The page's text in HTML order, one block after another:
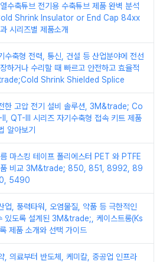
수축튜브 전기용 수축튜브 제품 완벽 분석
Shrink Insulator or End Cap 84xx
시리즈별 제품소개
수축형 전력, 통신, 건설 등 산업분야에 전선
하거나 수리할 때 빠르고 안전하고 효율적
Shrink Shielded Splice
한 고압 전기 설비 솔루션, 3M&trade; Co
QT-III 시리즈 자기수축형 접속 키트 제품
알아보기
마스킹 테이프 폴리에스터 PET 와 PTFE
품 비교 3M&trade; 850, 851, 8992, 89
5490
업, 풍력타워, 오염물질, 약품 등 극한적인
있도록 설계된 3M&trade;, 케이스트롱(Ks
제품 소개와 선택 가이드
, 의료부터 반도체, 케미칼, 중공업 인프라